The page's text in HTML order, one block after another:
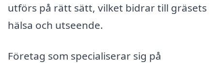
utförs på rätt sätt, vilket bidrar till gräsets
hälsa och utseende.
Företag som specialiserar sig på